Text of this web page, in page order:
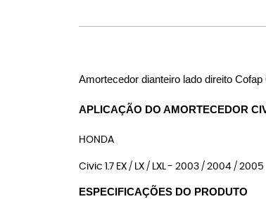
Amortecedor dianteiro lado direito
APLICAÇÃO DO AMORTECEDOR
HONDA
Civic 1.7 EX / LX / LXL - 2003 / 2004 / 2005
ESPECIFICAÇÕES DO PRODUTO